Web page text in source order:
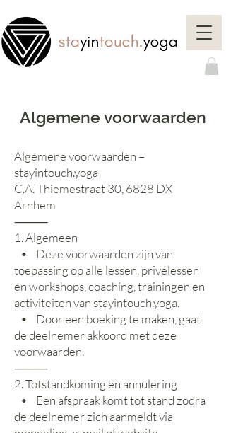
Algemene voorwaarden
Algemene voorwaarden –
stayintouch.yoga
C.A. Thiemestraat 30, 6828 DX
Arnhem
⸻
1. Algemeen
• Deze voorwaarden zijn van
toepassing op alle lessen, privélessen
en workshops, coaching, trainingen en
activiteiten van stayintouch.yoga.
• Door een boeking te maken, gaat
de deelnemer akkoord met deze
voorwaarden.
⸻
2. Totstandkoming en annulering
• Een afspraak komt tot stand zodra
de deelnemer zich aanmeldt via